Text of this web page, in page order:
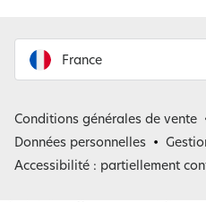
France
Belgique
Conditions générales de vente
Données personnelles
Accessibilité : partiellement